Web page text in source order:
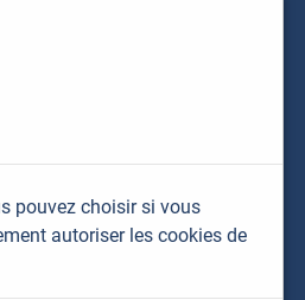
FAQ
Contact
pouvez choisir si vous
autoriser les cookies de